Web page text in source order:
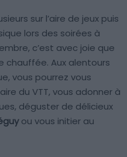
sur l’aire de jeux puis
lors des soirées à
c’est avec joie que
chauffée. Aux alentours
vous pourrez vous
du VTT, vous adonner à
déguster de délicieux
ou vous initier au